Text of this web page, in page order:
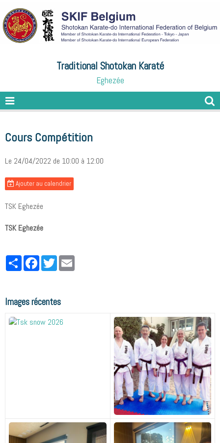
Traditional Shotokan Karaté
Eghezée
Cours Compétition
Le 24/04/2022 de 10:00 à 12:00
Ajouter au calendrier
TSK Eghezée
TSK Eghezée
PartagerFacebookTwitter
Images récentes